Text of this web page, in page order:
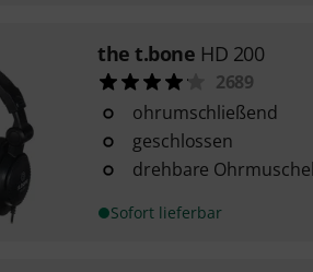
the t.bone HD 200
2689
ohrumschließend
geschlossen
drehbare
Sofort lieferbar